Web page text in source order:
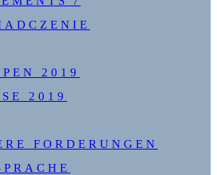
2019
2019
FORDERUNGEN